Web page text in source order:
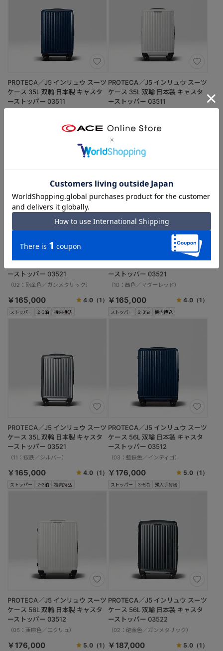
PROTECA／J5 インリュウ スーツ
ケース 35L 双輪 日本製 キャスタ
ーストッパー 03511
4.0（1）
ストッパー
PROTECA／J5 インリュウ スーツ
ケース 35L 双輪 日本製 キャスタ
ーストッパー 03511
￥154,000
ストッパー 2-3泊 機内持込
ーストッパー 03521
（02：砲金色／ガンメタリック）
￥165,000 4.0（1）
ストッパー 2-3泊 機内持込
PROTECA／J5 インリュウ スーツ
ーストッパー 03521
（10：茜色／マダーレッド）
￥165,000 4.0 （1）
ストッパー 2-3泊 機内持込
PROTECA／J5 インリュウ スーツ
ケース 35L 双輪 日本製 キャスタ
ーストッパー 03521
（11：銀鉄／シルバー）
￥165,000 4.0（1）
ストッパー 3-5泊 預入手荷物
PROTECA／J5 インリュウ スーツ
ケース 56L 双輪 日本製 キャスタ
ーストッパー 03512
（03：藍鉄色／インディゴ）
￥176,000 5.0 （1）
PROTECA／J5 インリュウ スーツ
ケース 56L 双輪 日本製 キャスタ
ーストッパー 03512
（06：亜麻色／エクリュ）
￥176,000 5.0（1）
PROTECA／J5 インリュウ スーツ
ケース 56L 双輪 日本製 キャスタ
ーストッパー 03522
（02：砲金色／ガンメタリック）
￥187,000 5.0 （1）